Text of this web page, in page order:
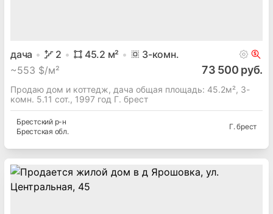
дача 2 45.2 м² 3-комн.
~553 $/м² 73 500 руб.
Продаю дом и коттедж, дача общая площадь: 45.2м², 3-
комн. 5.11 сот., 1997 год Г. брест
Брестский р-н
Брестская обл.
Г. брест